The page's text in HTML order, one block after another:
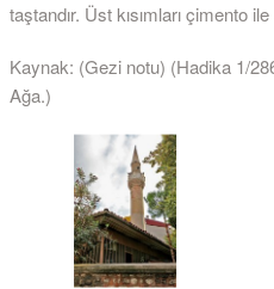
taştandır. Üst kısımları çimento
Kaynak: (Gezi notu) (Hadika 1/
Ağa.)